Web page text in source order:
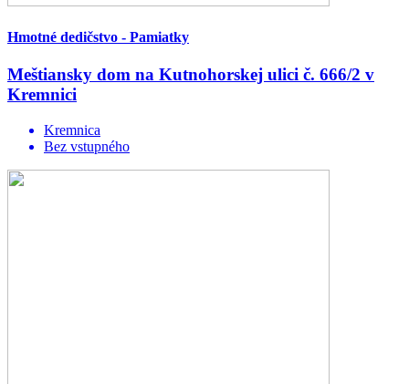
Hmotné dedičstvo - Pamiatky
Meštiansky dom na Kutnohorskej ulici č. 666/2 v
Kremnici
Kremnica
Bez vstupného